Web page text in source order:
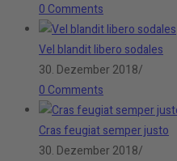
0 Comments
Vel blandit libero sodales
30. Dezember 2018/
0 Comments
Cras feugiat semper justo
30. Dezember 2018/